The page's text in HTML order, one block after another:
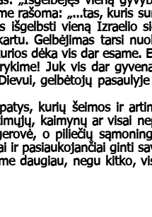
rašoma: „...tas, kuris
išgelbsti vieną Izraelio
Gelbėjimas tarsi
dėka vis dar esame.
gelbėtojų
kaimynų ar visai
o piliečių
ir pasiaukojančiai ginti